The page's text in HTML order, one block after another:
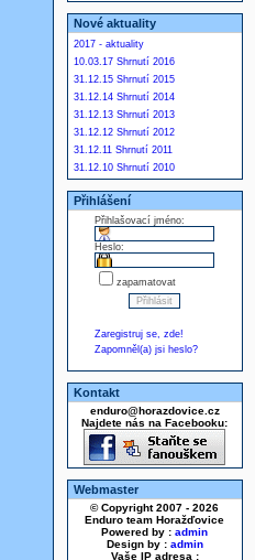
Nové aktuality
2017 - aktuality
10.03.17 Shrnutí 2016
31.12.15 Shrnutí 2015
31.12.14 Shrnutí 2014
31.12.13 Shrnutí 2013
31.12.12 Shrnutí 2012
31.12.11 Shrnutí 2011
31.12.10 Shrnutí 2010
Přihlášení
Přihlašovací jméno:
Heslo:
zapamatovat
Zaregistruj se, zde!
Zapomněl(a) jsi heslo?
Kontakt
enduro@horazdovice.cz
Najdete nás na Facebooku:
Webmaster
© Copyright 2007 - 2026
Enduro team Horažďovice
Powered by : admin
Design by : admin
Vaše IP adresa :